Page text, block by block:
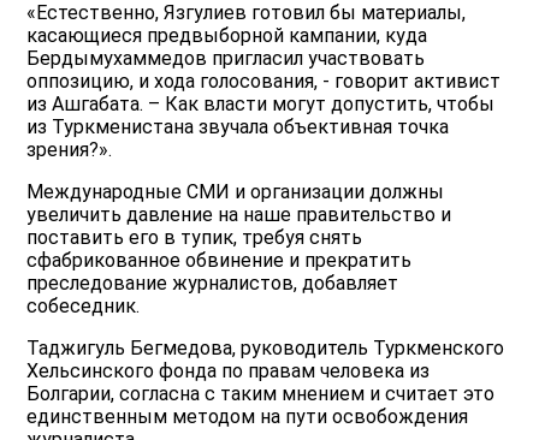
«Естественно, Язгулиев готовил бы материалы,
касающиеся предвыборной кампании, куда
Бердымухаммедов пригласил участвовать
оппозицию, и хода голосования, - говорит активист
из Ашгабата. – Как власти могут допустить, чтобы
из Туркменистана звучала объективная точка
зрения?».
Международные СМИ и организации должны
увеличить давление на наше правительство и
поставить его в тупик, требуя снять
сфабрикованное обвинение и прекратить
преследование журналистов, добавляет
собеседник.
Таджигуль Бегмедова, руководитель Туркменского
Хельсинского фонда по правам человека из
Болгарии, согласна с таким мнением и считает это
единственным методом на пути освобождения